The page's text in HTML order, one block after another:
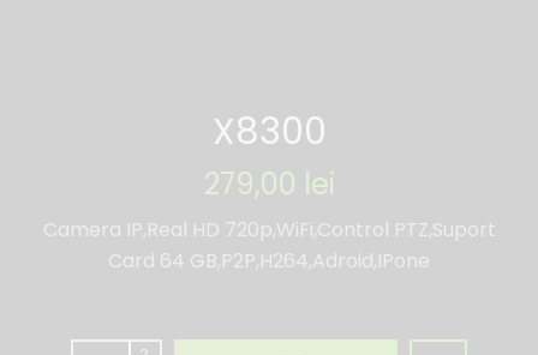
X8300
279,00 lei
Camera IP,Real HD 720p,WiFi,Control PTZ,Suport
Card 64 GB,P2P,H264,Adroid,IPone